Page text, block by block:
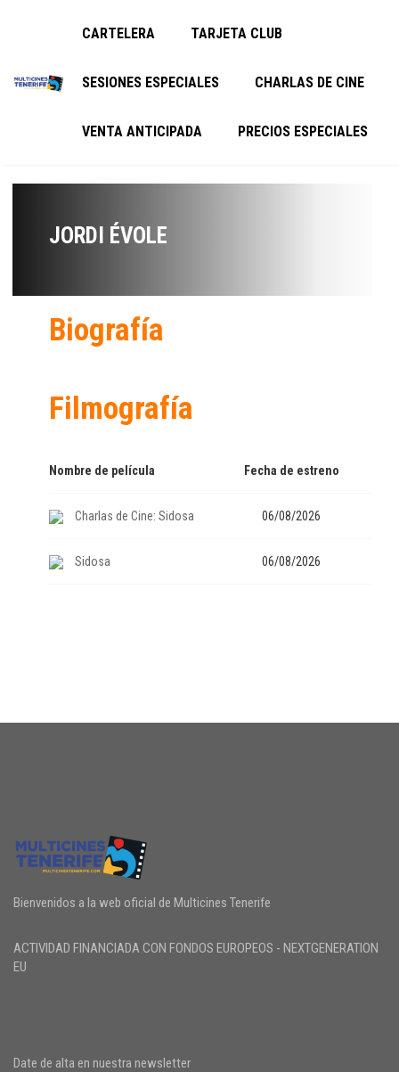
CARTELERA TARJETA CLUB
SESIONES ESPECIALES CHARLAS DE CINE
VENTA ANTICIPADA PRECIOS ESPECIALES
JORDI ÉVOLE
Biografía
Filmografía
Nombre de película Fecha de estreno
Charlas de Cine: Sidosa 06/08/2026
Sidosa 06/08/2026
Bienvenidos a la web oficial de Multicines Tenerife
ACTIVIDAD FINANCIADA CON FONDOS EUROPEOS - NEXTGENERATION
EU
Date de alta en nuestra newsletter